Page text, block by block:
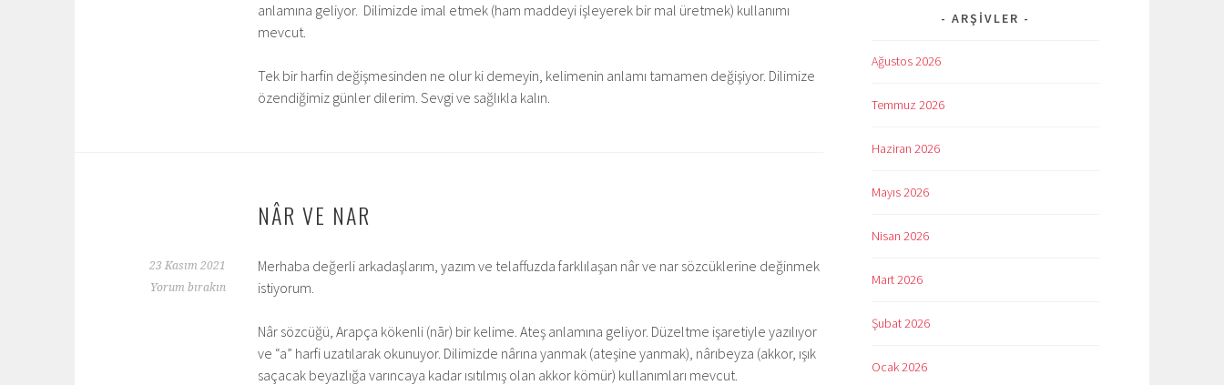
anlamına geliyor. Dilimizde imal etmek (ham maddeyi işleyerek bir mal üretmek) kullanımı
mevcut.
Tek bir harfin değişmesinden ne olur ki demeyin, kelimenin anlamı tamamen değişiyor. Dilimize
özendiğimiz günler dilerim. Sevgi ve sağlıkla kalın.
NÂR VE NAR
23 Kasım 2021
Yorum bırakın
Merhaba değerli arkadaşlarım, yazım ve telaffuzda farklılaşan nâr ve nar sözcüklerine değinmek
istiyorum.
Nâr sözcüğü, Arapça kökenli (nār) bir kelime. Ateş anlamına geliyor. Düzeltme işaretiyle yazılıyor
ve “a” harfi uzatılarak okunuyor. Dilimizde nârına yanmak (ateşine yanmak), nârıbeyza (akkor, ışık
saçacak beyazlığa varıncaya kadar ısıtılmış olan akkor kömür) kullanımları mevcut.
ARŞIVLER
Ağustos 2026
Temmuz 2026
Haziran 2026
Mayıs 2026
Nisan 2026
Mart 2026
Şubat 2026
Ocak 2026